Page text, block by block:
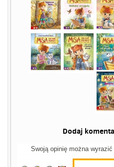
Dodaj
Swoją opinię można